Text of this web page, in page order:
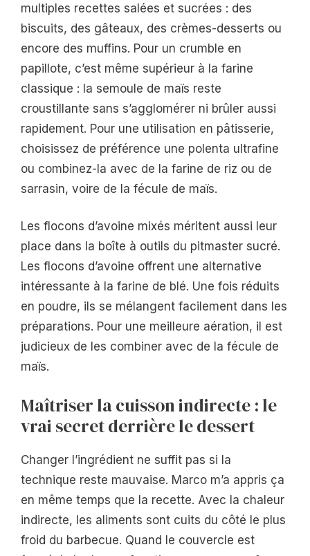
multiples recettes salées et sucrées : des
biscuits, des gâteaux, des crèmes-desserts ou
encore des muffins. Pour un crumble en
papillote, c’est même supérieur à la farine
classique : la semoule de maïs reste
croustillante sans s’agglomérer ni brûler aussi
rapidement. Pour une utilisation en pâtisserie,
choisissez de préférence une polenta ultrafine
ou combinez-la avec de la farine de riz ou de
sarrasin, voire de la fécule de maïs.
Les flocons d’avoine mixés méritent aussi leur
place dans la boîte à outils du pitmaster sucré.
Les flocons d’avoine offrent une alternative
intéressante à la farine de blé. Une fois réduits
en poudre, ils se mélangent facilement dans les
préparations. Pour une meilleure aération, il est
judicieux de les combiner avec de la fécule de
maïs.
Maîtriser la cuisson indirecte : le
vrai secret derrière le dessert
Changer l’ingrédient ne suffit pas si la
technique reste mauvaise. Marco m’a appris ça
en même temps que la recette. Avec la chaleur
indirecte, les aliments sont cuits du côté le plus
froid du barbecue. Quand le couvercle est